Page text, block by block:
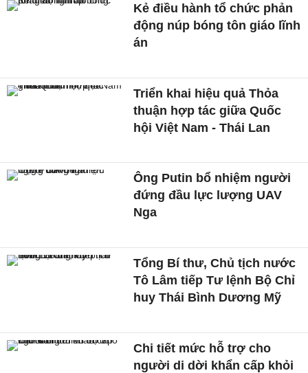
Kẻ điều hành tổ chức phản
động núp bóng tôn giáo lĩnh
án
Triển khai hiệu quả Thỏa
thuận hợp tác giữa Quốc
hội Việt Nam - Thái Lan
Ông Putin bổ nhiệm người
đứng đầu lực lượng UAV
Nga
Tổng Bí thư, Chủ tịch nước
Tô Lâm tiếp Tư lệnh Bộ Chỉ
huy Thái Bình Dương Mỹ
Chi tiết mức hỗ trợ cho
người di dời khẩn cấp khỏi